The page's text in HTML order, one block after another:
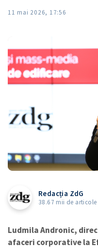
11 mai 2026, 17:56
Redacția ZdG
38.67 mii de articole
Ludmila Andronic,
afaceri corporative la